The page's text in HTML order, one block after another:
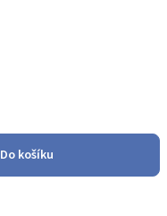
Do košíku